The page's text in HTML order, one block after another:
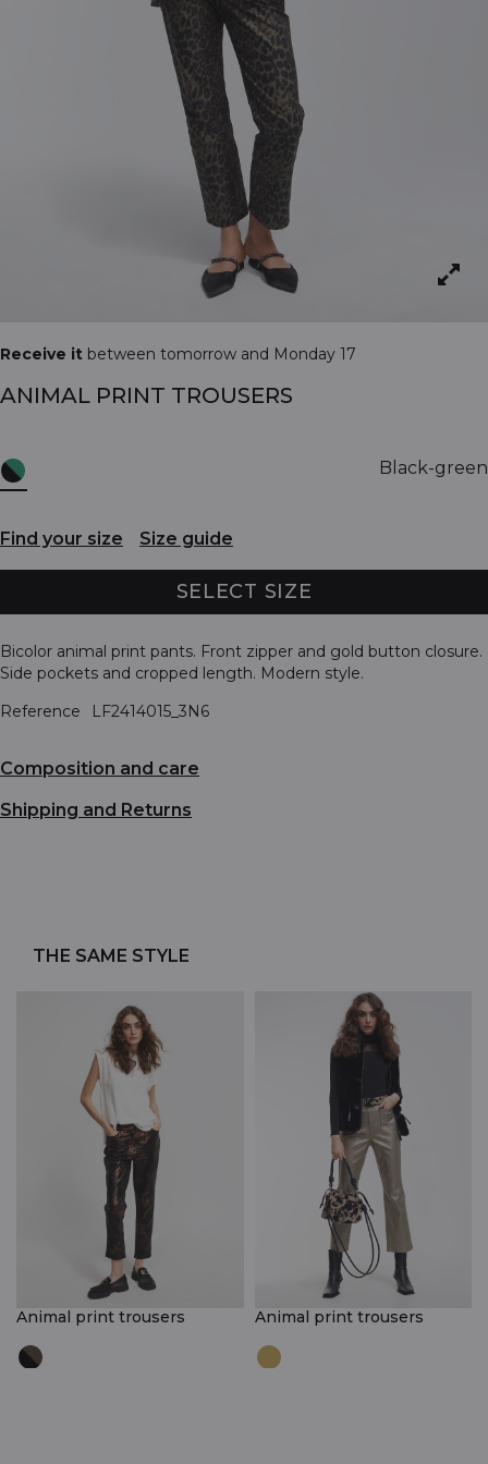
Receive it between tomorrow and Monday 17
ANIMAL PRINT TROUSERS
Black-green
Find your size Size guide
SELECT SIZE
Bicolor animal print pants. Front zipper and gold button closure.
Side pockets and cropped length. Modern style.
Reference
LF2414015_3N6
Composition and care
Shipping and Returns
THE SAME STYLE
Animal print trousers Animal print trousers